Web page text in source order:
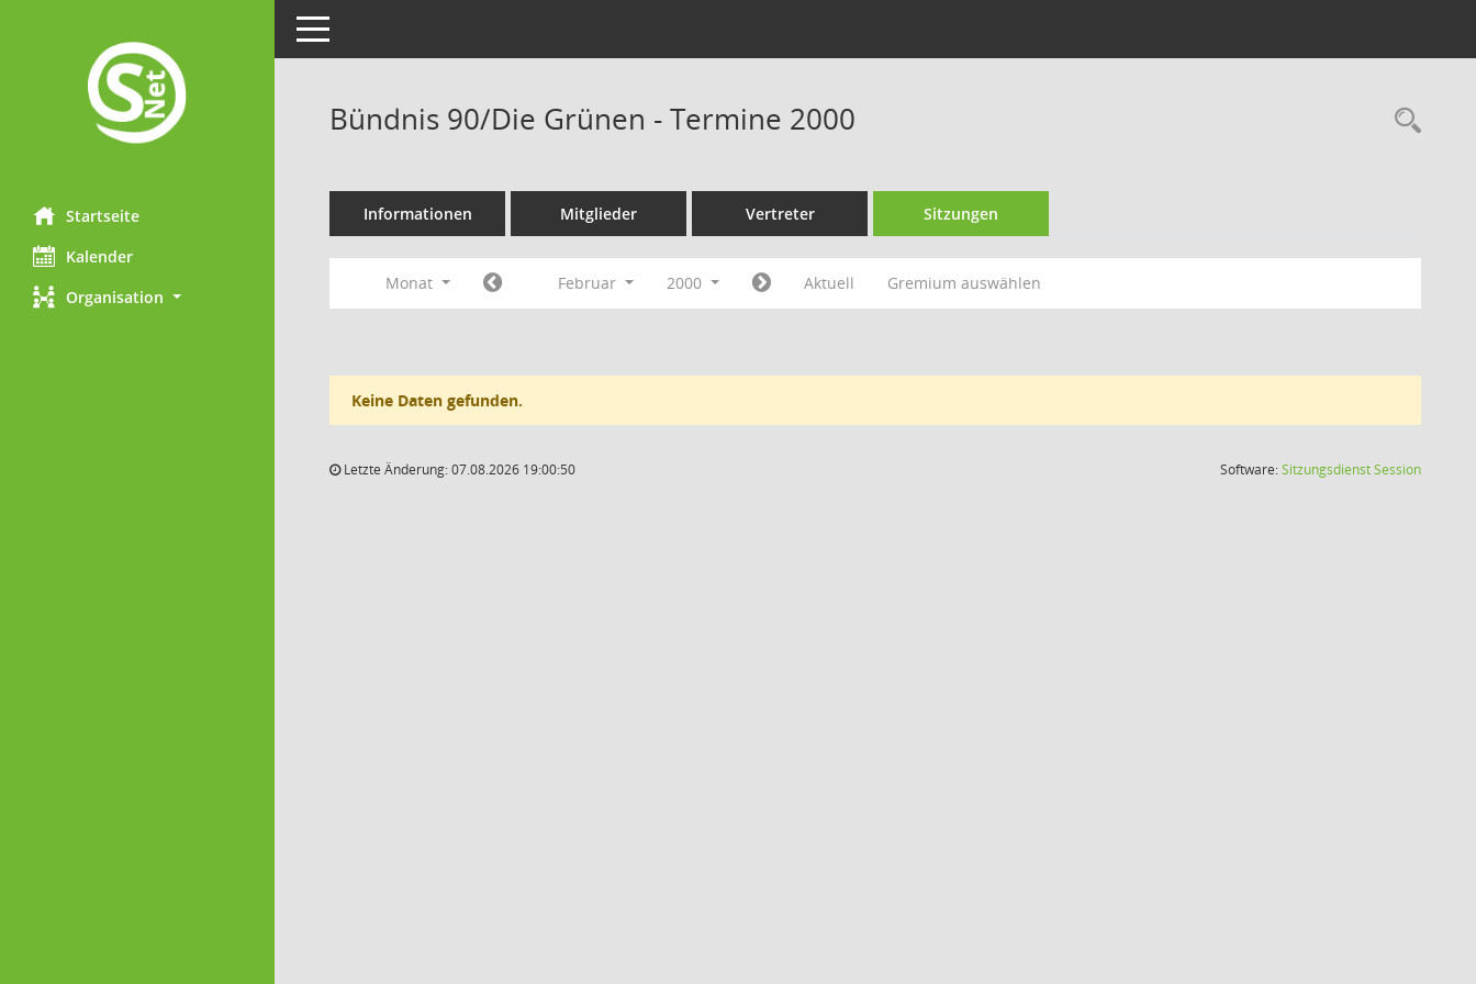
Startseite
Kalender
Organisation
Toggle navigation
Bündnis 90/Die Grünen - Termine 2000
Informationen Mitglieder Vertreter Sitzungen
Monat Februar 2000 Aktuell Gremium auswählen
Keine Daten gefunden.
Letzte Änderung: 07.08.2026 19:00:50 Software:SitzungsdienstSession(Wird in